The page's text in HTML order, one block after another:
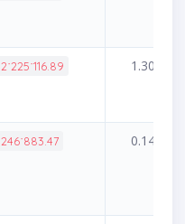
2˙225˙116.89 1.30%
246˙883.47 0.14%